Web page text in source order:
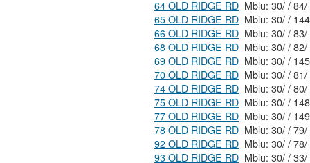
64 OLD RIDGE RD
65 OLD RIDGE RD
66 OLD RIDGE RD
68 OLD RIDGE RD
69 OLD RIDGE RD
70 OLD RIDGE RD
74 OLD RIDGE RD
75 OLD RIDGE RD
77 OLD RIDGE RD
78 OLD RIDGE RD
92 OLD RIDGE RD
93 OLD RIDGE RD